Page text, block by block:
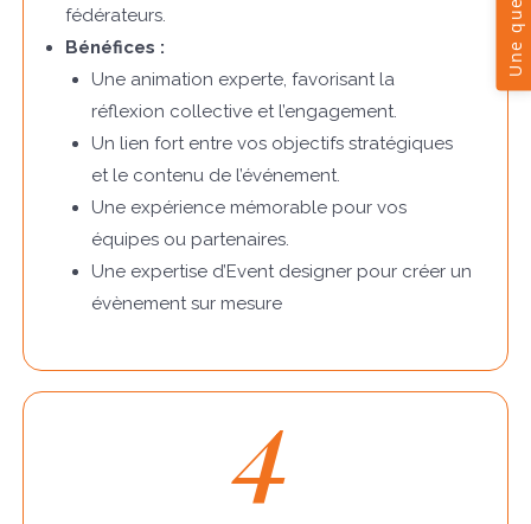
fédérateurs.
Bénéfices :
Une animation experte, favorisant la
réflexion collective et l’engagement.
Un lien fort entre vos objectifs stratégiques
et le contenu de l’événement.
Une expérience mémorable pour vos
équipes ou partenaires.
Une expertise d’Event designer pour créer un
évènement sur mesure
4